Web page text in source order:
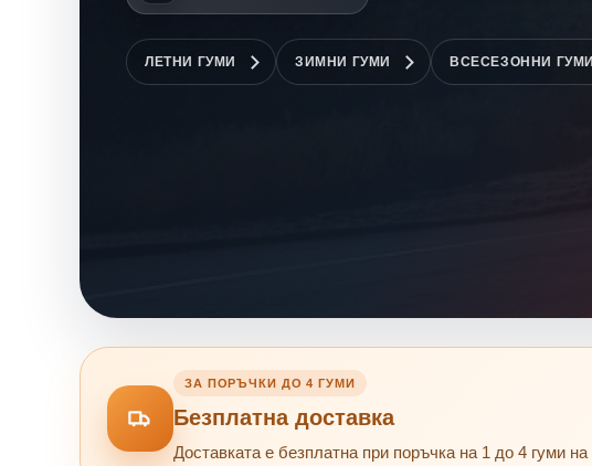
ЛЕТНИ ГУМИ ЗИМНИ ГУМИ ВСЕСЕЗОННИ ГУМИ
ЗА ПОРЪЧКИ ДО 4 ГУМИ
Безплатна доставка
Доставката е безплатна при поръчка на 1 до 4 гуми